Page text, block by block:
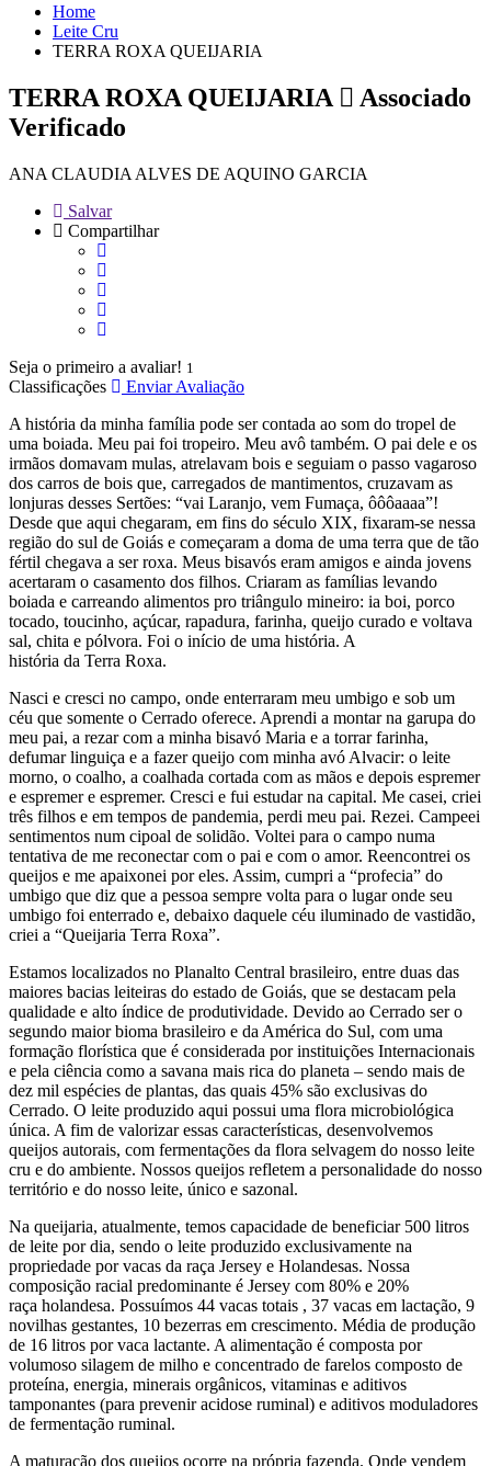
Home
Leite Cru
TERRA ROXA QUEIJARIA
TERRA ROXA QUEIJARIA
Associado
Verificado
ANA CLAUDIA ALVES DE AQUINO GARCIA
Salvar
Compartilhar
Seja o primeiro a avaliar! 1
Classificações
Enviar Avaliação
A história da minha família pode ser contada ao som do tropel de
uma boiada. Meu pai foi tropeiro. Meu avô também. O pai dele e os
irmãos domavam mulas, atrelavam bois e seguiam o passo vagaroso
dos carros de bois que, carregados de mantimentos, cruzavam as
lonjuras desses Sertões: “vai Laranjo, vem Fumaça, ôôôaaaa”!
Desde que aqui chegaram, em fins do século XIX, fixaram-se nessa
região do sul de Goiás e começaram a doma de uma terra que de tão
fértil chegava a ser roxa. Meus bisavós eram amigos e ainda jovens
acertaram o casamento dos filhos. Criaram as famílias levando
boiada e carreando alimentos pro triângulo mineiro: ia boi, porco
tocado, toucinho, açúcar, rapadura, farinha, queijo curado e voltava
sal, chita e pólvora. Foi o início de uma história. A
história da Terra Roxa.
Nasci e cresci no campo, onde enterraram meu umbigo e sob um
céu que somente o Cerrado oferece. Aprendi a montar na garupa do
meu pai, a rezar com a minha bisavó Maria e a torrar farinha,
defumar linguiça e a fazer queijo com minha avó Alvacir: o leite
morno, o coalho, a coalhada cortada com as mãos e depois espremer
e espremer e espremer. Cresci e fui estudar na capital. Me casei, criei
três filhos e em tempos de pandemia, perdi meu pai. Rezei. Campeei
sentimentos num cipoal de solidão. Voltei para o campo numa
tentativa de me reconectar com o pai e com o amor. Reencontrei os
queijos e me apaixonei por eles. Assim, cumpri a “profecia” do
umbigo que diz que a pessoa sempre volta para o lugar onde seu
umbigo foi enterrado e, debaixo daquele céu iluminado de vastidão,
criei a “Queijaria Terra Roxa”.
Estamos localizados no Planalto Central brasileiro, entre duas das
maiores bacias leiteiras do estado de Goiás, que se destacam pela
qualidade e alto índice de produtividade. Devido ao Cerrado ser o
segundo maior bioma brasileiro e da América do Sul, com uma
formação florística que é considerada por instituições Internacionais
e pela ciência como a savana mais rica do planeta – sendo mais de
dez mil espécies de plantas, das quais 45% são exclusivas do
Cerrado. O leite produzido aqui possui uma flora microbiológica
única. A fim de valorizar essas características, desenvolvemos
queijos autorais, com fermentações da flora selvagem do nosso leite
cru e do ambiente. Nossos queijos refletem a personalidade do nosso
território e do nosso leite, único e sazonal.
Na queijaria, atualmente, temos capacidade de beneficiar 500 litros
de leite por dia, sendo o leite produzido exclusivamente na
propriedade por vacas da raça Jersey e Holandesas. Nossa
composição racial predominante é Jersey com 80% e 20%
raça holandesa. Possuímos 44 vacas totais , 37 vacas em lactação, 9
novilhas gestantes, 10 bezerras em crescimento. Média de produção
de 16 litros por vaca lactante. A alimentação é composta por
volumoso silagem de milho e concentrado de farelos composto de
proteína, energia, minerais orgânicos, vitaminas e aditivos
tamponantes (para prevenir acidose ruminal) e aditivos moduladores
de fermentação ruminal.
A maturação dos queijos ocorre na própria fazenda. Onde vendem